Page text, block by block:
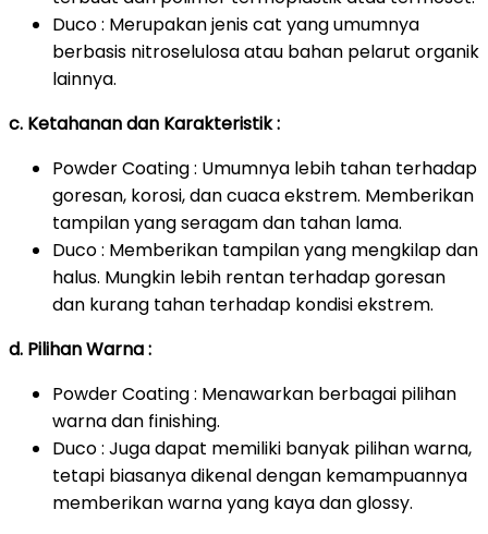
Duco : Merupakan jenis cat yang umumnya
berbasis nitroselulosa atau bahan pelarut organik
lainnya.
c. Ketahanan dan Karakteristik :
Powder Coating : Umumnya lebih tahan terhadap
goresan, korosi, dan cuaca ekstrem. Memberikan
tampilan yang seragam dan tahan lama.
Duco : Memberikan tampilan yang mengkilap dan
halus. Mungkin lebih rentan terhadap goresan
dan kurang tahan terhadap kondisi ekstrem.
d. Pilihan Warna :
Powder Coating : Menawarkan berbagai pilihan
warna dan finishing.
Duco : Juga dapat memiliki banyak pilihan warna,
tetapi biasanya dikenal dengan kemampuannya
memberikan warna yang kaya dan glossy.